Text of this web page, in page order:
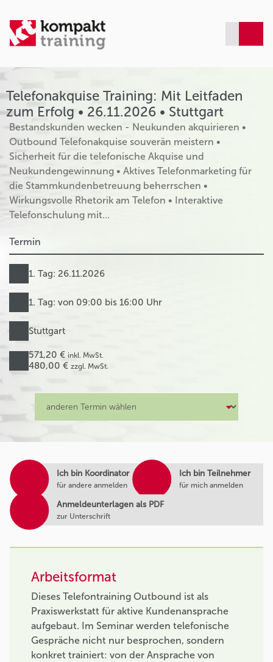
Telefonakquise Training: Mit Leitfaden
zum Erfolg • 26.11.2026 • Stuttgart
Bestandskunden wecken - Neukunden akquirieren •
Outbound Telefonakquise souverän meistern •
Sicherheit für die telefonische Akquise und
Neukundengewinnung • Aktives Telefonmarketing für
die Stammkundenbetreuung beherrschen •
Wirkungsvolle Rhetorik am Telefon • Interaktive
Telefonschulung mit...
Termin
1. Tag: 26.11.2026
1. Tag: von 09:00 bis 16:00 Uhr
Stuttgart
571,20 € inkl. MwSt.
480,00 € zzgl. MwSt.
Arbeitsformat
Dieses Telefontraining Outbound ist als
Praxiswerkstatt für aktive Kundenansprache
aufgebaut. Im Seminar werden telefonische
Gespräche nicht nur besprochen, sondern
konkret trainiert: von der Ansprache von
Ich bin Koordinator
für andere anmelden
Ich bin Teilnehmer
für mich anmelden
Anmeldeunterlagen als PDF
zur Unterschrift